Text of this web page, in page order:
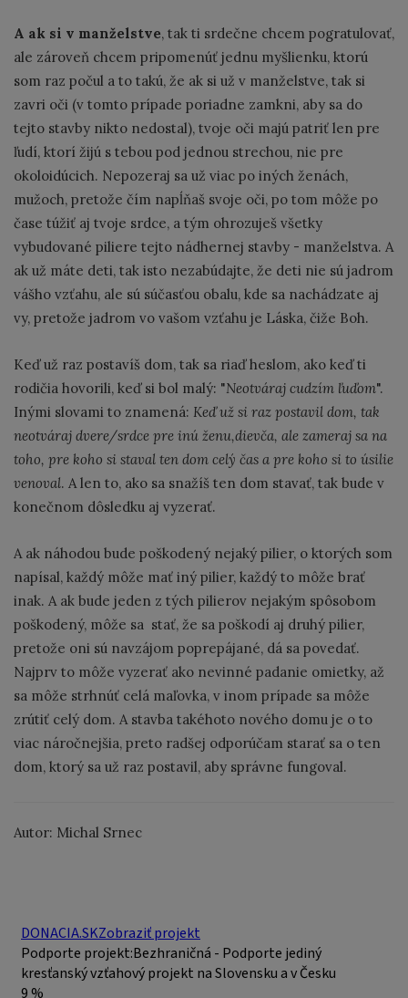
A ak si v manželstve, tak ti srdečne chcem pogratulovať,
ale zároveň chcem pripomenúť jednu myšlienku, ktorú
som raz počul a to takú, že ak si už v manželstve, tak si
zavri oči (v tomto prípade poriadne zamkni, aby sa do
tejto stavby nikto nedostal), tvoje oči majú patriť len pre
ľudí, ktorí žijú s tebou pod jednou strechou, nie pre
okoloidúcich. Nepozeraj sa už viac po iných ženách,
mužoch, pretože čím napĺňaš svoje oči, po tom môže po
čase túžiť aj tvoje srdce, a tým ohrozuješ všetky
vybudované piliere tejto nádhernej stavby - manželstva. A
ak už máte deti, tak isto nezabúdajte, že deti nie sú jadrom
vášho vzťahu, ale sú súčasťou obalu, kde sa nachádzate aj
vy, pretože jadrom vo vašom vzťahu je Láska, čiže Boh.
Keď už raz postavíš dom, tak sa riaď heslom, ako keď ti
rodičia hovorili, keď si bol malý: "Neotváraj cudzím ľuďom".
Inými slovami to znamená: Keď už si raz postavil dom, tak
neotváraj dvere/srdce pre inú ženu,dievča, ale zameraj sa na
toho, pre koho si staval ten dom celý čas a pre koho si to úsilie
venoval. A len to, ako sa snažíš ten dom stavať, tak bude v
konečnom dôsledku aj vyzerať.
A ak náhodou bude poškodený nejaký pilier, o ktorých som
napísal, každý môže mať iný pilier, každý to môže brať
inak. A ak bude jeden z tých pilierov nejakým spôsobom
poškodený, môže sa stať, že sa poškodí aj druhý pilier,
pretože oni sú navzájom poprepájané, dá sa povedať.
Najprv to môže vyzerať ako nevinné padanie omietky, až
sa môže strhnúť celá maľovka, v inom prípade sa môže
zrútiť celý dom. A stavba takéhoto nového domu je o to
viac náročnejšia, preto radšej odporúčam starať sa o ten
dom, ktorý sa už raz postavil, aby správne fungoval.
Autor: Michal Srnec